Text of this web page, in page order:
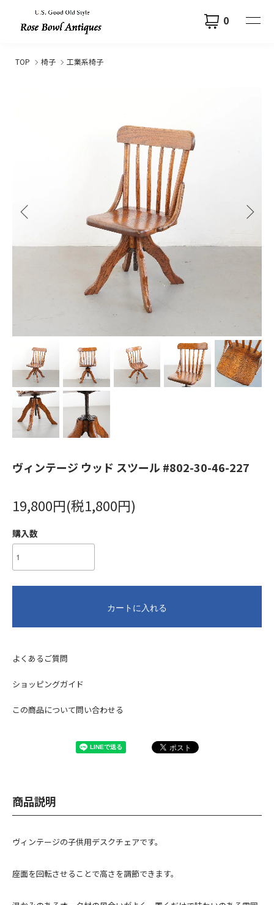
0
TOP 椅子 工業系椅子
ヴィンテージ ウッド スツール #802-30-46-227
19,800円(税1,800円)
購入数
カートに入れる
よくあるご質問
ショッピングガイド
この商品について問い合わせる
商品説明
ヴィンテージの子供用デスクチェアです。
座面を回転させることで高さを調節できます。